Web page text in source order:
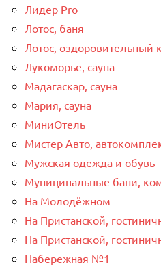
Лидер Pro
Лотос, баня
Лотос, оздоровительный
Лукоморье, сауна
Мадагаскар, сауна
Мария, сауна
МиниОтель
Мистер Авто,
Мужская одежда и обувь
Муниципальные бани,
На Молодёжном
На Пристанской,
На Пристанской,
Набережная №1